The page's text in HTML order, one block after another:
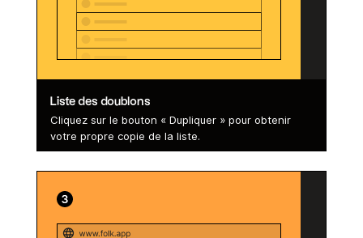
Liste des doublons
Cliquez sur le bouton « Dupliquer » pour obtenir
votre propre copie de la liste.